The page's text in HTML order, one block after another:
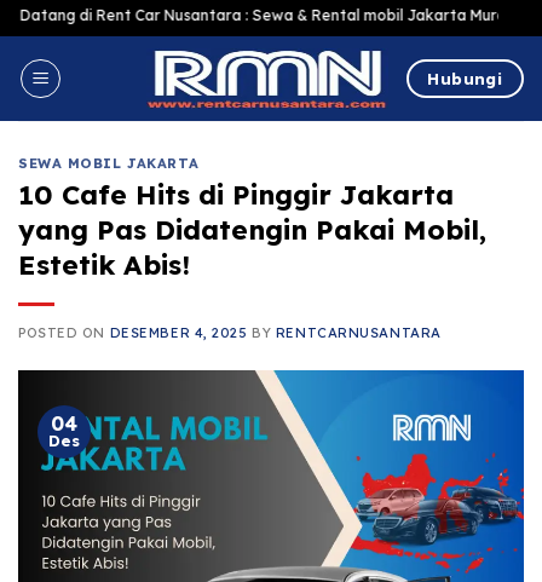
Skip
to
content
Car Nusantara : Sewa & Rental mobil Jakarta Murah Harga
Hubungi
SEWA MOBIL JAKARTA
10 Cafe Hits di Pinggir Jakarta
yang Pas Didatengin Pakai Mobil,
Estetik Abis!
POSTED ON DESEMBER 4, 2025 BY RENTCARNUSANTARA
04
Des